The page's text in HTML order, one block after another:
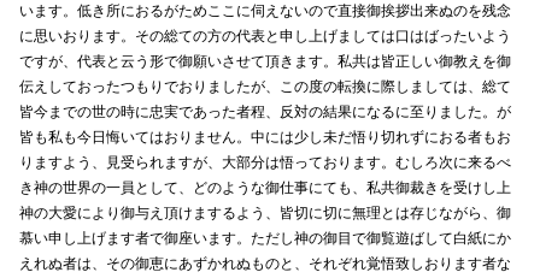
います。低き所におるがためここに伺えないので直接御挨拶出来ぬのを残念
に思いおります。その総ての方の代表と申し上げましては口はばったいよう
ですが、代表と云う形で御願いさせて頂きます。私共は皆正しい御教えを御
伝えしておったつもりでおりましたが、この度の転換に際しましては、総て
皆今までの世の時に忠実であった者程、反対の結果になるに至りました。が
皆も私も今日悔いてはおりません。中には少し未だ悟り切れずにおる者もお
りますよう、見受られますが、大部分は悟っております。むしろ次に来るべ
き神の世界の一員として、どのような御仕事にても、私共御裁きを受けし上
神の大愛により御与え頂けまするよう、皆切に切に無理とは存じながら、御
慕い申し上げます者で御座います。ただし神の御目で御覧遊ばして白紙にか
えれぬ者は、その御恵にあずかれぬものと、それぞれ覚悟致しおります者な